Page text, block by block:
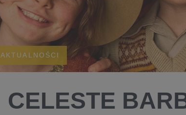
AKTUALNOŚCI
CELESTE